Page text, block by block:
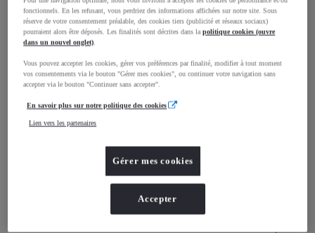
Largeur
1 740mm
Consommation mixte
Émissions CO2
Accélération 0-100km/h
14,9
fonctionnels. En les refusant, vous perdriez des informations affichées sur notre site. Sous
réserve de votre consentement préalable, des cookies tiers (publicité et réseaux sociaux)
pourraient alors être déposés. Les finalités sont décrites dans lapolitique cookies (ouvre
dans un nouvel onglet).
Vous pouvez accepter les cookies, gérer vos préférences par finalité, modifier à tout moment
vos consentements via le bouton "Gérer mes cookies", ou continuer votre navigation sans
accepter via le bouton "Continuer sans accepter".
En savoir plus sur notre politique des cookies
Lien vers les partenaires
Gérer mes cookies
Accepter